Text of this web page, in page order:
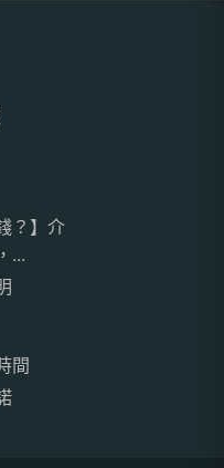
？】介
...
間